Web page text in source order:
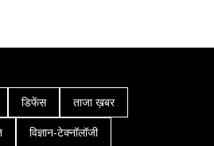
डिफेंस
ताजा ख़बर
विज्ञान-टेक्नॉलॉजी